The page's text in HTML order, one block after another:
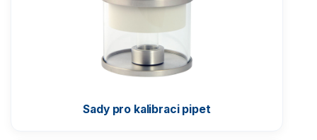
Sady pro kalibraci pipet